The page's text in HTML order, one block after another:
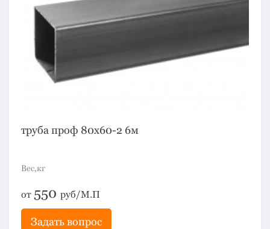
труба проф 80х60-2 6м
Вес,кг
от 550 руб/М.П
Задать вопрос